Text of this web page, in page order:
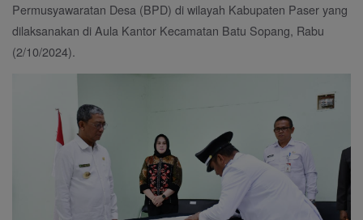
Permusyawaratan Desa (BPD) di wilayah Kabupaten Paser yang
dilaksanakan di Aula Kantor Kecamatan Batu Sopang, Rabu
(2/10/2024).